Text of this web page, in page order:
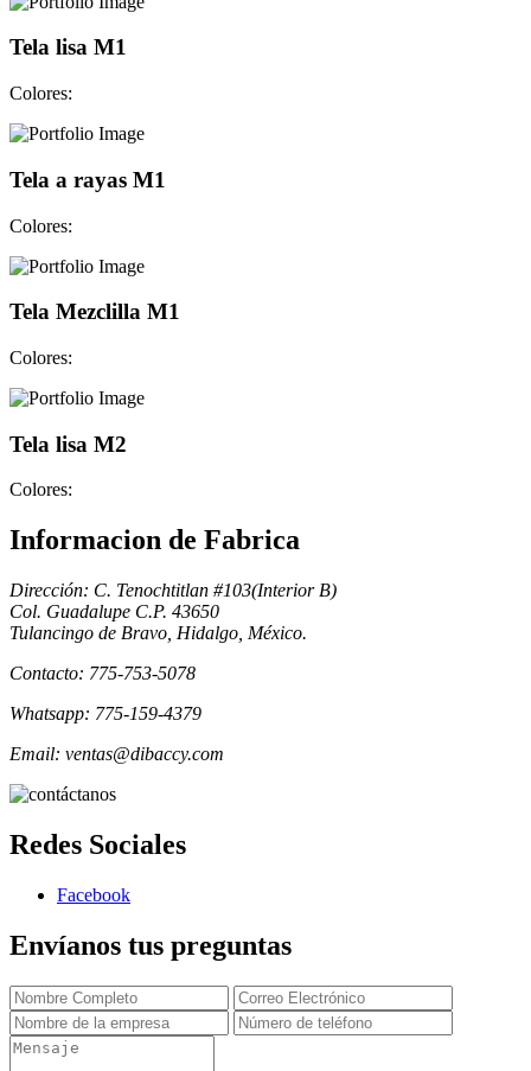
Tela lisa M1
Colores:
Tela a rayas M1
Colores:
Tela Mezclilla M1
Colores:
Tela lisa M2
Colores:
Informacion de Fabrica
Dirección: C. Tenochtitlan #103(Interior B)
Col. Guadalupe C.P. 43650
Tulancingo de Bravo, Hidalgo, México.
Contacto: 775-753-5078
Whatsapp: 775-159-4379
Email: ventas@dibaccy.com
Redes Sociales
Facebook
Envíanos tus preguntas